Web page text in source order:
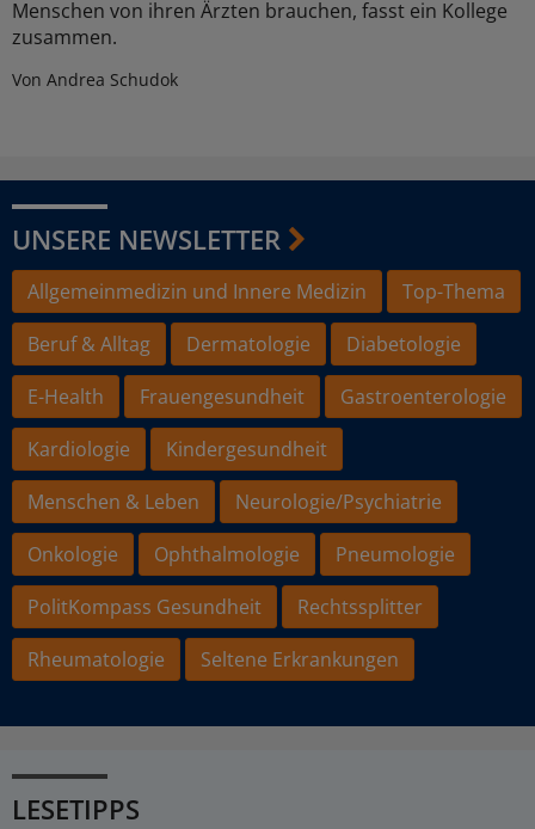
Menschen von ihren Ärzten brauchen, fasst ein Kollege
zusammen.
Von Andrea Schudok
UNSERE NEWSLETTER
Allgemeinmedizin und Innere Medizin
Top-Thema
Beruf & Alltag
Dermatologie
Diabetologie
E-Health
Frauengesundheit
Gastroenterologie
Kardiologie
Kindergesundheit
Menschen & Leben
Neurologie/Psychiatrie
Onkologie
Ophthalmologie
Pneumologie
PolitKompass Gesundheit
Rechtssplitter
Rheumatologie
Seltene Erkrankungen
LESETIPPS